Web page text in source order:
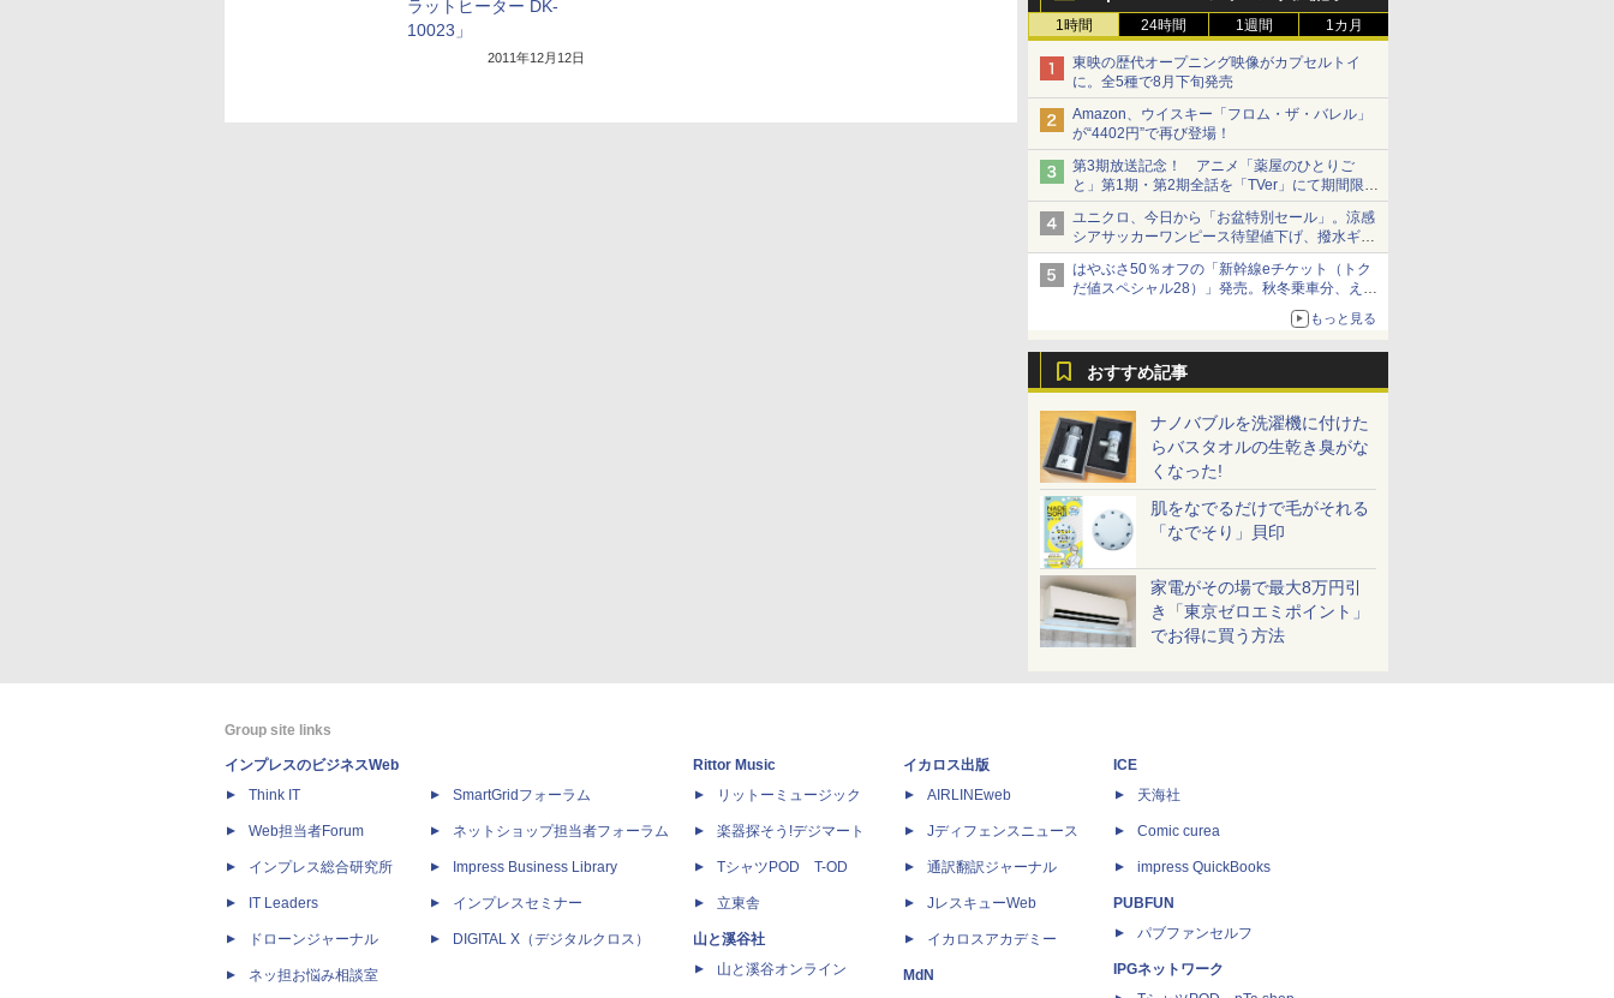
1時間 24時間 1週間 1カ月
東映の歴代オープニング映像がカプセルトイ
に。全5種で8月下旬発売
Amazon、ウイスキー「フロム・ザ・バレル」
が“4402円”で再び登場！
第3期放送記念！ アニメ「薬屋のひとりご
と」第1期・第2期全話を「TVer」にて期間限定
で順次無料配信開始
ユニクロ、今日から「お盆特別セール」。涼感
シアサッカーワンピース待望値下げ、撥水ギア
ショーツは1990円に
はやぶさ50％オフの「新幹線eチケット（トク
だ値スペシャル28）」発売。秋冬乗車分、えき
もっと見る
おすすめ記事
ナノバブルを洗濯機に付けた
らバスタオルの生乾き臭がな
くなった!
肌をなでるだけで毛がそれる
「なでそり」貝印
家電がその場で最大8万円引
き「東京ゼロエミポイント」
でお得に買う方法
ラットヒーター DK-
10023」
2011年12月12日
Group site links
インプレスのビジネスWeb
Think IT
Web担当者Forum
インプレス総合研究所
IT Leaders
ドローンジャーナル
ネッ担お悩み相談室
SmartGridフォーラム
ネットショップ担当者フォーラム
Impress Business Library
インプレスセミナー
DIGITAL X（デジタルクロス）
Rittor Music
リットーミュージック
楽器探そう!デジマート
TシャツPOD T-OD
立東舎
山と溪谷社
山と溪谷オンライン
イカロス出版
AIRLINEweb
Jディフェンスニュース
通訳翻訳ジャーナル
JレスキューWeb
イカロスアカデミー
MdN
ICE
天海社
Comic curea
impress QuickBooks
PUBFUN
パブファンセルフ
IPGネットワーク